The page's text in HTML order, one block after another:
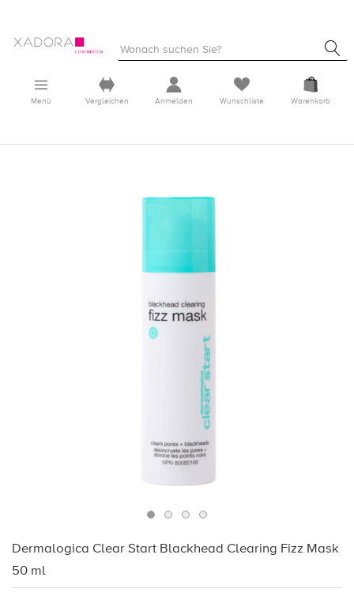
Menü Vergleichen Anmelden Wunschliste Warenkorb
Dermalogica Clear Start Blackhead Clearing Fizz Mask
50 ml